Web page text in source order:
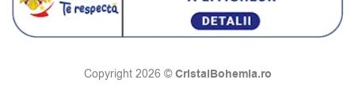
Copyright 2026 ©CristalBohemia.ro